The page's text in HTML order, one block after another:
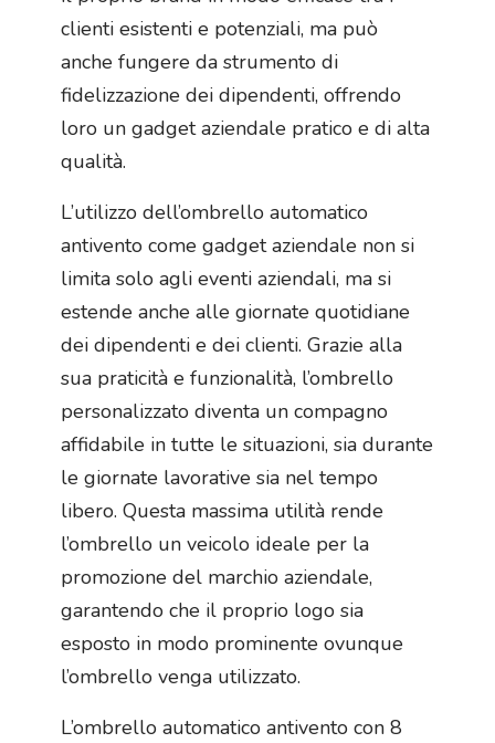
clienti esistenti e potenziali, ma può
anche fungere da strumento di
fidelizzazione dei dipendenti, offrendo
loro un gadget aziendale pratico e di alta
qualità.
L’utilizzo dell’ombrello automatico
antivento come gadget aziendale non si
limita solo agli eventi aziendali, ma si
estende anche alle giornate quotidiane
dei dipendenti e dei clienti. Grazie alla
sua praticità e funzionalità, l’ombrello
personalizzato diventa un compagno
affidabile in tutte le situazioni, sia durante
le giornate lavorative sia nel tempo
libero. Questa massima utilità rende
l’ombrello un veicolo ideale per la
promozione del marchio aziendale,
garantendo che il proprio logo sia
esposto in modo prominente ovunque
l’ombrello venga utilizzato.
L’ombrello automatico antivento con 8